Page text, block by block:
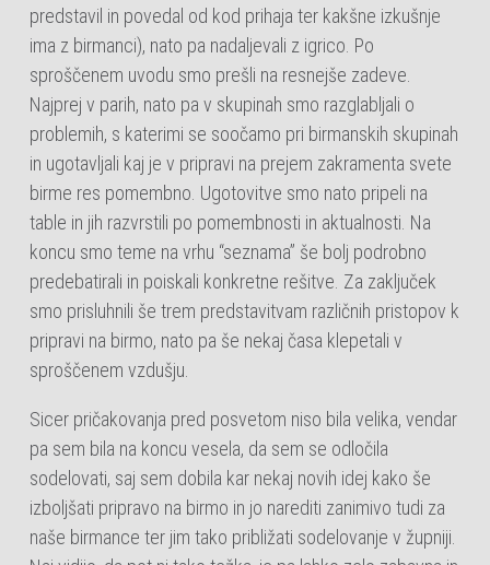
predstavil in povedal od kod prihaja ter kakšne izkušnje
ima z birmanci), nato pa nadaljevali z igrico. Po
sproščenem uvodu smo prešli na resnejše zadeve.
Najprej v parih, nato pa v skupinah smo razglabljali o
problemih, s katerimi se soočamo pri birmanskih skupinah
in ugotavljali kaj je v pripravi na prejem zakramenta svete
birme res pomembno. Ugotovitve smo nato pripeli na
table in jih razvrstili po pomembnosti in aktualnosti. Na
koncu smo teme na vrhu “seznama” še bolj podrobno
predebatirali in poiskali konkretne rešitve. Za zaključek
smo prisluhnili še trem predstavitvam različnih pristopov k
pripravi na birmo, nato pa še nekaj časa klepetali v
sproščenem vzdušju.
Sicer pričakovanja pred posvetom niso bila velika, vendar
pa sem bila na koncu vesela, da sem se odločila
sodelovati, saj sem dobila kar nekaj novih idej kako še
izboljšati pripravo na birmo in jo narediti zanimivo tudi za
naše birmance ter jim tako približati sodelovanje v župniji.